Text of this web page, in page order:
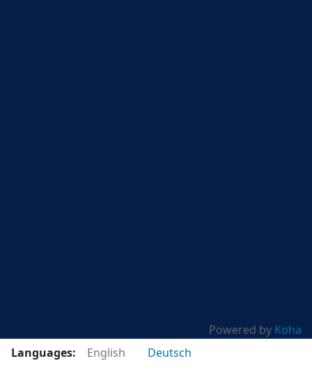
Powered by Koha
Languages:
English Deutsch